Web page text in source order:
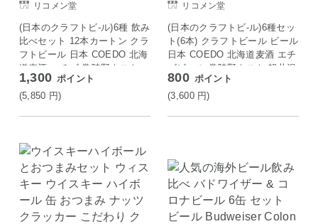
リコメン堂
(日本のクラフトビ-ル)6種 飲み
比べセット 12本カートン クラ
フトビール 日本 COEDO 北海
道麦酒 エチゴ 常陸野ネスト
軽井沢ビール 暁ブルワリー
1,300 ポイント
(5,850 円)
リコメン堂
(日本のクラフトビ-ル)6種セッ
ト(6本) クラフトビール ビール
日本 COEDO 北海道麦酒 エチ
ゴビール 常陸野ネスト 軽井沢
ビール 暁ブルワリー
800 ポイント
(3,600 円)